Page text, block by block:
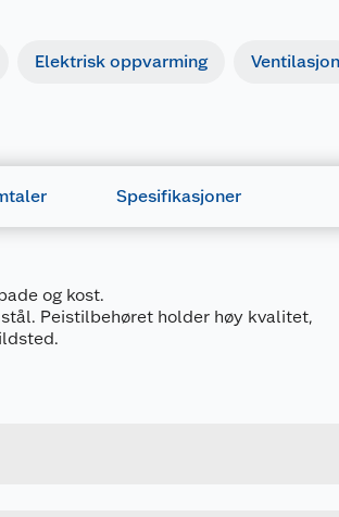
Elektrisk oppvarming Ventilasjon
Spesifikasjoner
og kost.
Peistilbehøret holder høy kvalitet,